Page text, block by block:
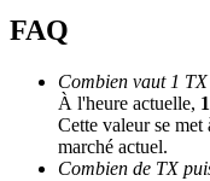
FAQ
Combien vaut 1
À l'heure actuelle,
Cette valeur se
marché actuel.
Combien de TX